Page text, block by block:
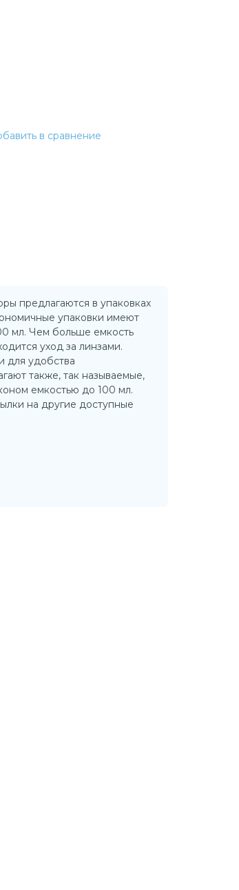
в сравнение
предлагаются в упаковках
упаковки имеют
мл. Чем больше емкость
уход за линзами.
для удобства
также, так называемые,
емкостью до 100 мл.
на другие доступные